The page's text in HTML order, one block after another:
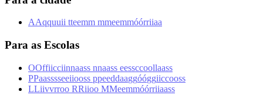
AAqquuii tteemm mmeemmóórriiaa
Para as Escolas
OOffiicciinnaass nnaass eessccoollaass
PPaasssseeiiooss ppeeddaaggóóggiiccooss
LLiivvrroo RRiioo MMeemmóórriiaass